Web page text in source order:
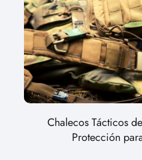
Chalecos Tácticos
Protección